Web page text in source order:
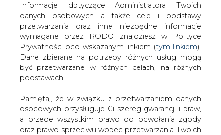
Informacje dotyczące Administratora Twoich
danych osobowych a także cele i podstawy
przetwarzania oraz inne niezbędne informacje
wymagane przez RODO znajdziesz w Polityce
Prywatności pod wskazanym linkiem (tym linkiem).
Dane zbierane na potrzeby różnych usług mogą
być przetwarzane w różnych celach, na różnych
podstawach.
Pamiętaj, że w związku z przetwarzaniem danych
osobowych przysługuje Ci szereg gwarancji i praw,
a przede wszystkim prawo do odwołania zgody
oraz prawo sprzeciwu wobec przetwarzania Twoich
skomentuj
udostępnij:
Praterm zarobił 24 mln zł w I
kwartale